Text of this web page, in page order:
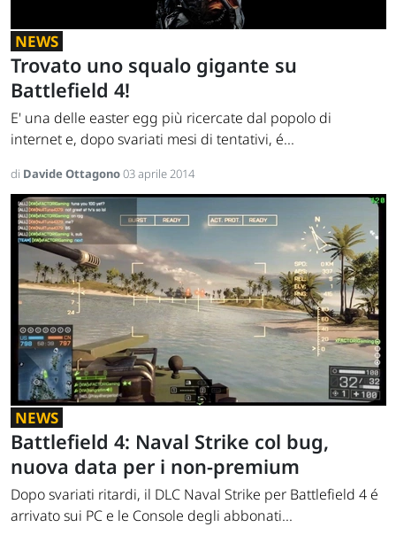
NEWS
Trovato uno squalo gigante su
Battlefield 4!
E' una delle easter egg più ricercate dal popolo di
internet e, dopo svariati mesi di tentativi, é...
di Davide Ottagono03 aprile 2014
NEWS
Battlefield 4: Naval Strike col bug,
nuova data per i non-premium
Dopo svariati ritardi, il DLC Naval Strike per Battlefield 4 é
arrivato sui PC e le Console degli abbonati...